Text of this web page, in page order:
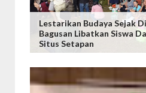
Lestarikan Budaya Sejak
Bagusan Libatkan Siswa
Situs Setapan